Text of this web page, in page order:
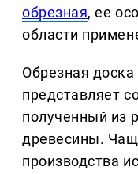
обрезная, ее
области
Обрезная
представляет
полученный из
древесины.
производства